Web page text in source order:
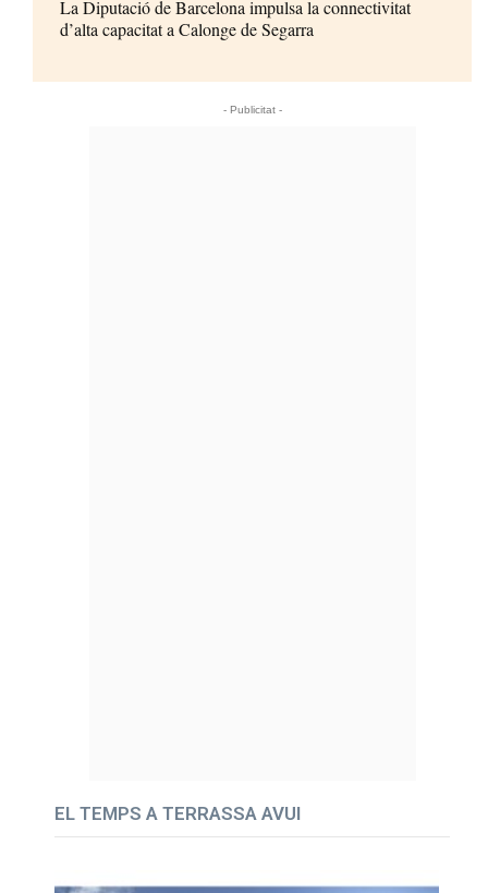
La Diputació de Barcelona impulsa la connectivitat
d’alta capacitat a Calonge de Segarra
- Publicitat -
EL TEMPS A TERRASSA AVUI